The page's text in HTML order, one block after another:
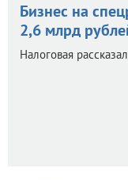
Бизнес на
2,6 млрд
Налоговая